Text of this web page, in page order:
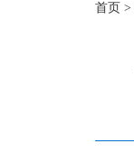
首页 >